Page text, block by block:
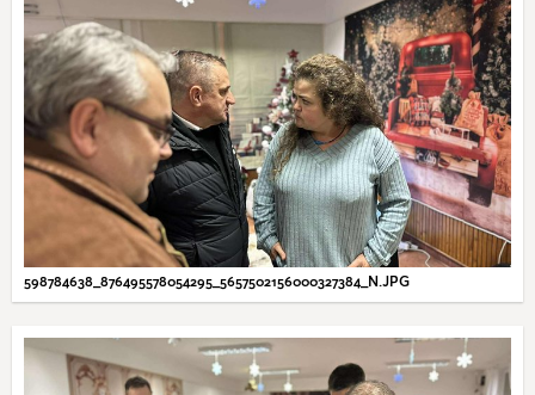
598784638_876495578054295_5657502156000327384_N.JPG